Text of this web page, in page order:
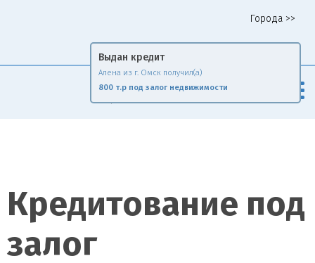
Города >>
FinRise
Кредитование под
залог
Выдан кредит
Алена из г. Омск получил(а)
800 т.р под залог недвижимости